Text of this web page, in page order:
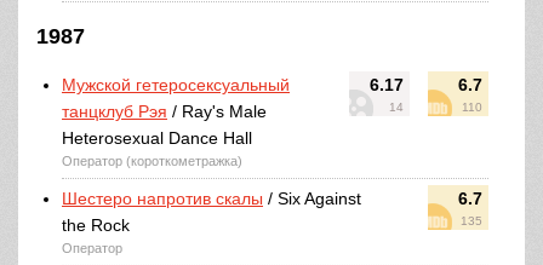
1987
6.17
14
6.7
110
Мужской гетеросексуальный
танцклуб Рэя / Ray's Male
Heterosexual Dance Hall
Оператор (короткометражка)
6.7
135
Шестеро напротив скалы / Six Against
the Rock
Оператор